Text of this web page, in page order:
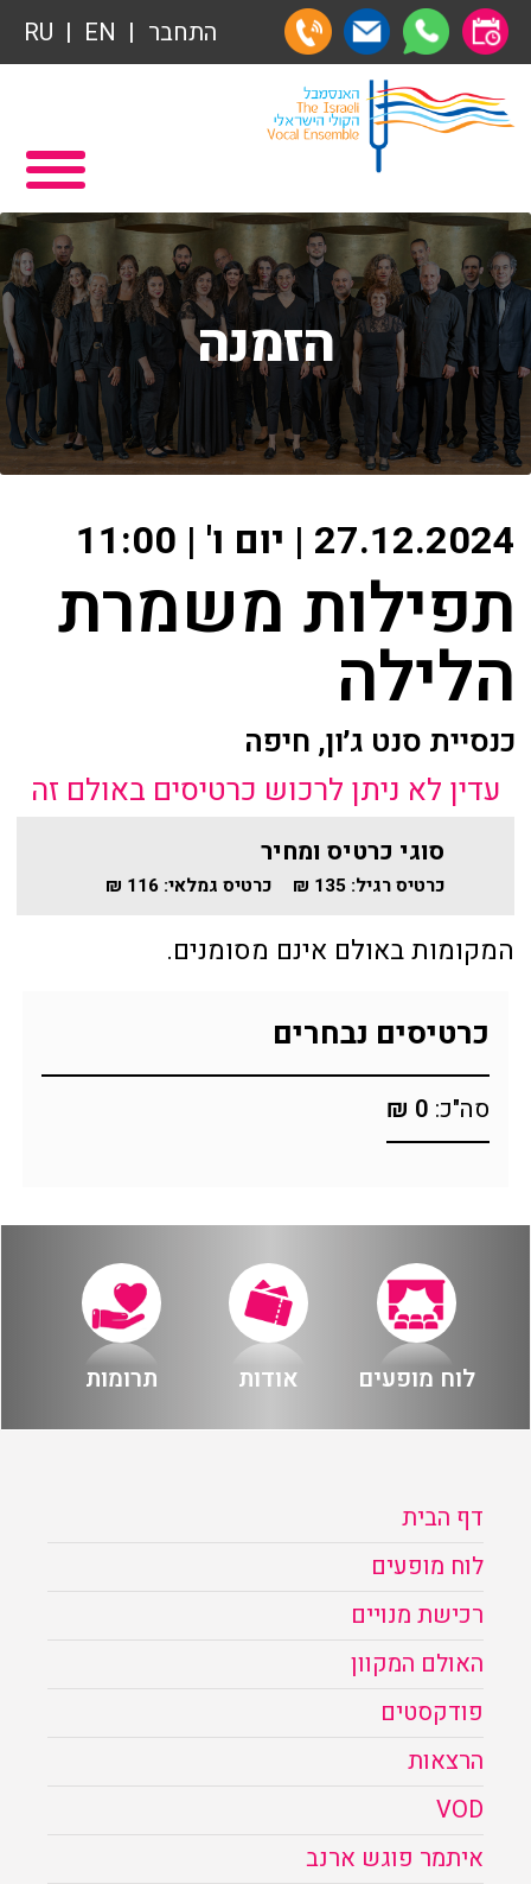
תרומות
תרומות
הצטרפות לאגודת הידידים
רכישת מנויים
שידור ישיר
VOD
צור קשר
הקסם מאחורי הקולות
האולם המקוון
תקנון האתר
התחבר EN
RU
ראשי
תכניה ומשחקיה – איתמר פוגש ארנב
תרומות
תרומות
הצטרפות לאגודת הידידים
אגודת הידידים
רכישת מנויים
שידור ישיר
VOD
צור קשר
מאחורי הקולות
הקסם מאחורי הקולות
החשבון שלי
הזמנה
הזמנה
27.12.2024 | יום ו' | 11:00
תפילות משמרת
הלילה
כנסיית סנט ג׳ון, חיפה
עדין לא ניתן לרכוש כרטיסים באולם זה
סוגי כרטיס ומחיר
כרטיס רגיל:135 ₪ כרטיס גמלאי:116 ₪
המקומות באולם אינם מסומנים.
כרטיסים נבחרים
סה"כ: 0 ₪
לוח מופעים אודות תרומות
דף הבית
לוח מופעים
רכישת מנויים
האולם המקוון
פודקסטים
הרצאות
VOD
איתמר פוגש ארנב